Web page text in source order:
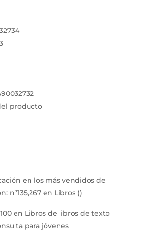
producto
en los más vendidos de
nº135,267 en Libros ()
en Libros de libros de texto
para jóvenes